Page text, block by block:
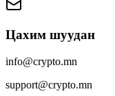
Цахим шуудан
info@crypto.mn
support@crypto.mn